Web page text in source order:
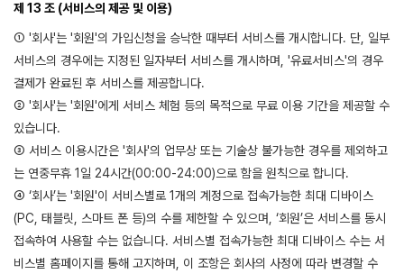
제 13 조 (서비스의 제공 및 이용)
① '회사'는 '회원'의 가입신청을 승낙한 때부터 서비스를 개시합니다. 단, 일부
서비스의 경우에는 지정된 일자부터 서비스를 개시하며, '유료서비스'의 경우
결제가 완료된 후 서비스를 제공합니다.
② '회사'는 '회원'에게 서비스 체험 등의 목적으로 무료 이용 기간을 제공할 수
있습니다.
③ 서비스 이용시간은 '회사'의 업무상 또는 기술상 불가능한 경우를 제외하고
는 연중무휴 1일 24시간(00:00-24:00)으로 함을 원칙으로 합니다.
④ ‘회사’는 '회원'이 서비스별로 1개의 계정으로 접속가능한 최대 디바이스
(PC, 태블릿, 스마트 폰 등)의 수를 제한할 수 있으며, ‘회원’은 서비스를 동시
접속하여 사용할 수는 없습니다. 서비스별 접속가능한 최대 디바이스 수는 서
비스별 홈페이지를 통해 고지하며, 이 조항은 회사의 사정에 따라 변경할 수